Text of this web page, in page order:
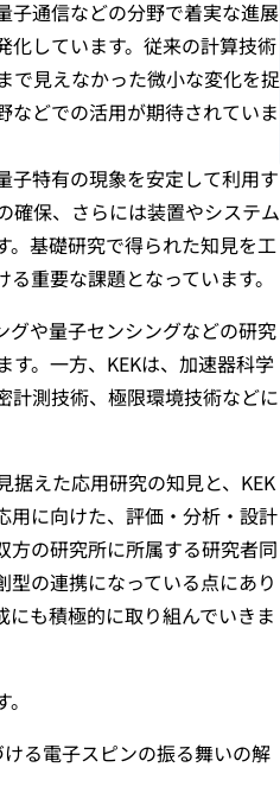
子通信などの分野で着実な進展
化しています。従来の計算技術
で見えなかった微小な変化を捉
などでの活用が期待されていま
子特有の現象を安定して利用す
確保、さらには装置やシステム
。基礎研究で得られた知見を工
重要な課題となっています。
グや量子センシングなどの研究
。一方、KEKは、加速器科学
計測技術、極限環境技術などに
えた応用研究の知見と、KEK
用に向けた、評価・分析・設計
方の研究所に所属する研究者同
の連携になっている点にあり
も積極的に取り組んでいきま
る電子スピンの振る舞いの解